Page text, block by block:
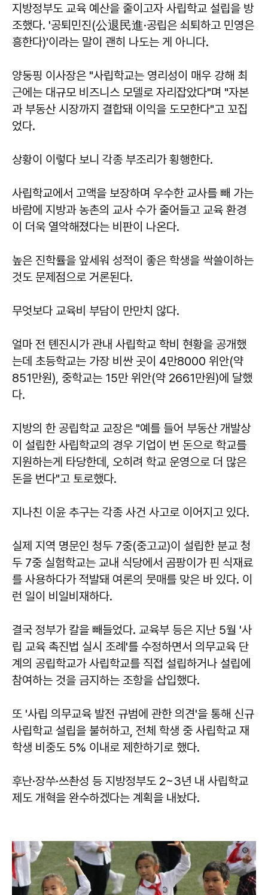
지방정부도 교육 예산을 줄이고자 사립학교 설립을 방
조했다. '공퇴민진(公退民進·공립은 쇠퇴하고 민영은
흥한다)'이라는 말이 괜히 나도는 게 아니다.
양둥핑 이사장은 "사립학교는 영리성이 매우 강해 최
근에는 대규모 비즈니스 모델로 자리잡았다"며 "자본
과 부동산 시장까지 결합돼 이익을 도모한다"고 꼬집
었다.
상황이 이렇다 보니 각종 부조리가 횡행한다.
사립학교에서 고액을 보장하며 우수한 교사를 빼 가는
바람에 지방과 농촌의 교사 수가 줄어들고 교육 환경
이 더욱 열악해졌다는 비판이 나온다.
높은 진학률을 앞세워 성적이 좋은 학생을 싹쓸이하는
것도 문제점으로 거론된다.
무엇보다 교육비 부담이 만만치 않다.
얼마 전 톈진시가 관내 사립학교 학비 현황을 공개했
는데 초등학교는 가장 비싼 곳이 4만8000 위안(약
851만원), 중학교는 15만 위안(약 2661만원)에 달했
다.
지방의 한 공립학교 교장은 "예를 들어 부동산 개발상
이 설립한 사립학교의 경우 기업이 번 돈으로 학교를
지원하는게 타당한데, 오히려 학교 운영으로 더 많은
돈을 번다"고 토로했다.
지나친 이윤 추구는 각종 사건 사고로 이어지고 있다.
실제 지역 명문인 청두 7중(중고교)이 설립한 분교 청
두 7중 실험학교는 교내 식당에서 곰팡이가 핀 식재료
를 사용하다가 적발돼 여론의 뭇매를 맞은 바 있다. 이
런 일이 비일비재하다.
결국 정부가 칼을 빼들었다. 교육부 등은 지난 5월 '사
립 교육 촉진법 실시 조례'를 수정하면서 의무교육 단
계의 공립학교가 사립학교를 직접 설립하거나 설립에
참여하는 것을 금지하는 조항을 삽입했다.
또 '사립 의무교육 발전 규범에 관한 의견'을 통해 신규
사립학교 설립을 불허하고, 전체 학생 중 사립학교 재
학생 비중도 5% 이내로 제한하기로 했다.
후난·장쑤·쓰촨성 등 지방정부도 2~3년 내 사립학교
제도 개혁을 완수하겠다는 계획을 내놨다.